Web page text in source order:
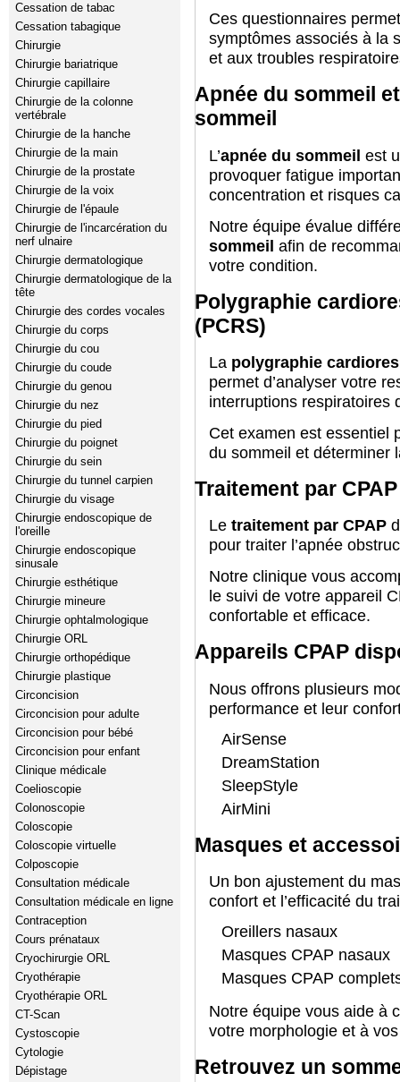
Cessation de tabac
Cessation tabagique
Chirurgie
Chirurgie bariatrique
Chirurgie capillaire
Chirurgie de la colonne
vertébrale
Chirurgie de la hanche
Chirurgie de la main
Chirurgie de la prostate
Chirurgie de la voix
Chirurgie de l'épaule
Chirurgie de l'incarcération du
nerf ulnaire
Chirurgie dermatologique
Chirurgie dermatologique de la
tête
Chirurgie des cordes vocales
Chirurgie du corps
Chirurgie du cou
Chirurgie du coude
Chirurgie du genou
Chirurgie du nez
Chirurgie du pied
Chirurgie du poignet
Chirurgie du sein
Chirurgie du tunnel carpien
Chirurgie du visage
Chirurgie endoscopique de
l'oreille
Chirurgie endoscopique
sinusale
Chirurgie esthétique
Chirurgie mineure
Chirurgie ophtalmologique
Chirurgie ORL
Chirurgie orthopédique
Chirurgie plastique
Circoncision
Circoncision pour adulte
Circoncision pour bébé
Circoncision pour enfant
Clinique médicale
Coelioscopie
Colonoscopie
Coloscopie
Coloscopie virtuelle
Colposcopie
Consultation médicale
Consultation médicale en ligne
Contraception
Cours prénataux
Cryochirurgie ORL
Cryothérapie
Cryothérapie ORL
CT-Scan
Cystoscopie
Cytologie
Dépistage
Ces questionnaires
symptômes associés à la
et aux troubles
Apnée du sommeil
sommeil
L’apnée du sommeil est
provoquer fatigue
concentration et risques
Notre équipe évalue
sommeil afin de
votre condition.
Polygraphie
(PCRS)
La polygraphie
permet d’analyser votre
interruptions respiratoires
Cet examen est essentiel
du sommeil et déterminer
Traitement par
Le traitement par CPAP
pour traiter l’apnée
Notre clinique vous
le suivi de votre appareil
confortable et efficace.
Appareils CPAP
Nous offrons plusieurs
performance et leur
AirSense
DreamStation
SleepStyle
AirMini
Masques et
Un bon ajustement du
confort et l’efficacité du
Oreillers nasaux
Masques CPAP nasaux
Masques CPAP
Notre équipe vous aide à
votre morphologie et à
Retrouvez un